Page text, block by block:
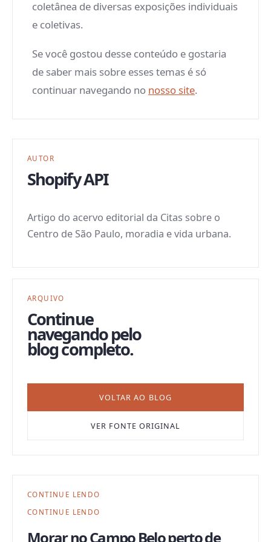
coletânea de diversas exposições individuais
e coletivas.
Se você gostou desse conteúdo e gostaria
de saber mais sobre esses temas é só
continuar navegando no nosso site.
AUTOR
Shopify API
Artigo do acervo editorial da Citas sobre o
Centro de São Paulo, moradia e vida urbana.
ARQUIVO
Continue
navegando pelo
blog completo.
VOLTAR AO BLOG
VER FONTE ORIGINAL
CONTINUE LENDO
CONTINUE LENDO
Morar no Campo Belo perto de